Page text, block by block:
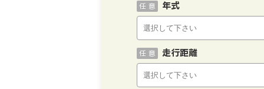
年式
任 意
走行距離
任 意